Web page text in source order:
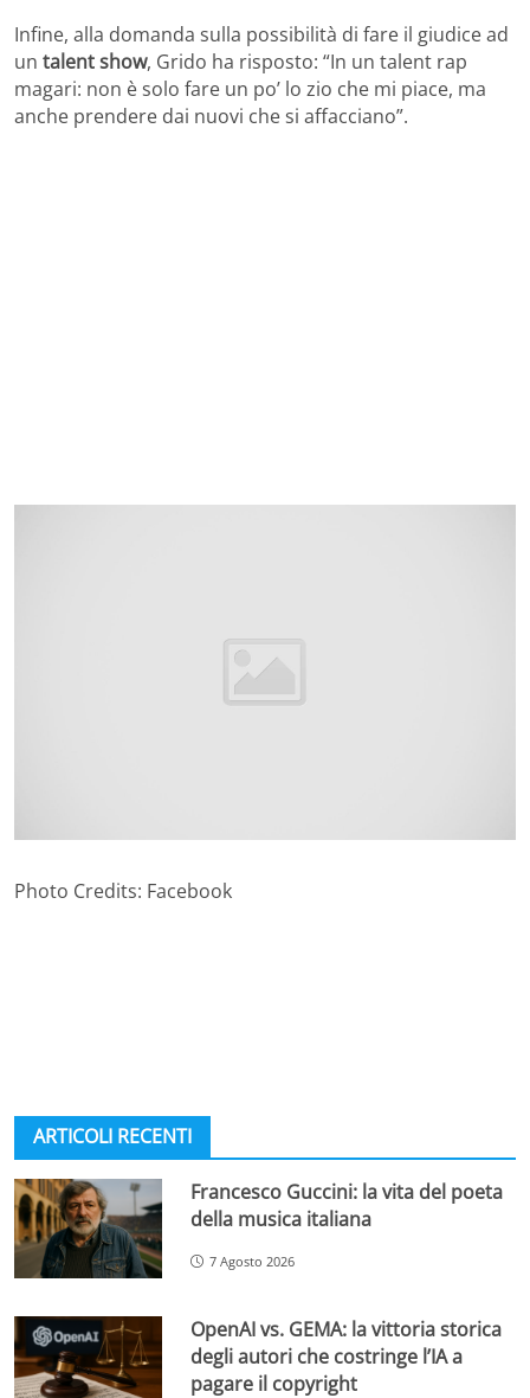
Infine, alla domanda sulla possibilità di fare il giudice ad
un talent show, Grido ha risposto: “In un talent rap
magari: non è solo fare un po’ lo zio che mi piace, ma
anche prendere dai nuovi che si affacciano”.
Photo Credits: Facebook
ARTICOLI RECENTI
Francesco Guccini: la vita del poeta
della musica italiana
7 Agosto 2026
OpenAI vs. GEMA: la vittoria storica
degli autori che costringe l’IA a
pagare il copyright